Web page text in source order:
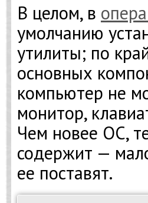
В целом, в
умолчанию
утилиты; по
основных
компьютер не
монитор,
Чем новее ОС,
содержит —
ее поставят.